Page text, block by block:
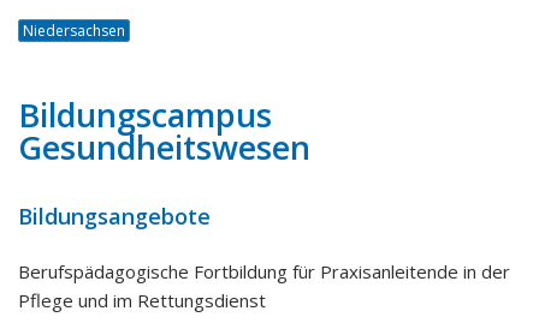
Niedersachsen
Bildungscampus
Gesundheitswesen
Bildungsangebote
Berufspädagogische Fortbildung für Praxisanleitende in der
Pflege und im Rettungsdienst